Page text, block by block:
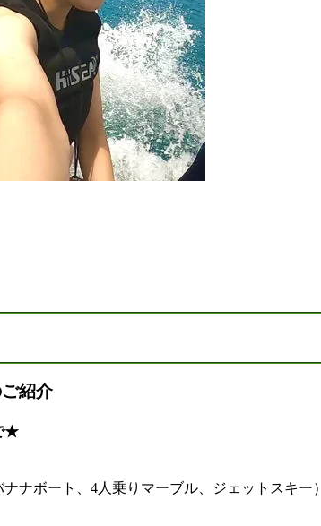
紹介
★
ナボート、4人乗りマーブル、ジェットスキー）